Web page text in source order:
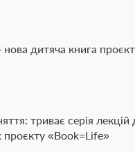
дитяча книга
триває серія лекцій
проєкту «Book=Life»